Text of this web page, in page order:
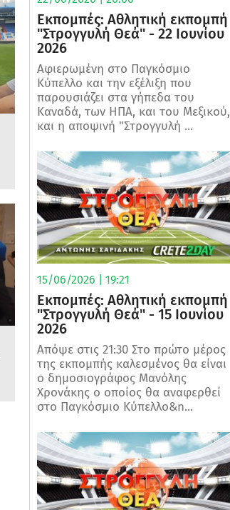
Εκπομπές: Αθλητική εκπομπή
"Στρογγυλή Θεά" - 22 Ιουνίου
2026
Αφιερωμένη στο Παγκόσμιο
Κύπελλο και την εξέλιξη που
παρουσιάζει στα γήπεδα του
Καναδά, των ΗΠΑ, και του Μεξικού,
και η αποψινή "Στρογγυλή ...
15/06/2026 | 19:21
Εκπομπές: Αθλητική εκπομπή
"Στρογγυλή Θεά" - 15 Ιουνίου
2026
Απόψε στις 21:30 Στο πρώτο μέρος
της εκπομπής καλεσμένος θα είναι
ο δημοσιογράφος Μανόλης
Χρονάκης ο οποίος θα αναφερθεί
στο Παγκόσμιο Κύπελλο&n...